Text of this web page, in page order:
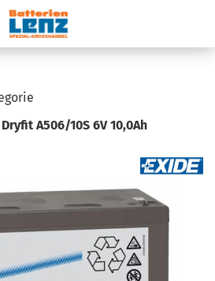
A506/10S 6V 10,0Ah